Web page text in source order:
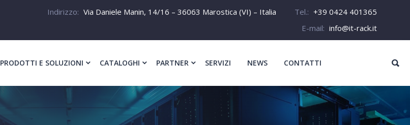
Indirizzo: Via Daniele Manin, 14/16 – 36063 Marostica (VI) – Italia Tel.: +39 0424 401365
E-mail: info@it-rack.it
PRODOTTI E SOLUZIONI CATALOGHI PARTNER SERVIZI NEWS CONTATTI